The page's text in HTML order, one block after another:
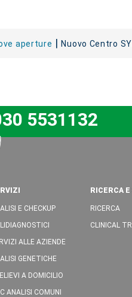
aperture Nuovo Centro
5531132
E CHECKUP
ALLE AZIENDE
GENETICHE
A DOMICILIO
ANALISI COMUNI
RICERCA
RICERCA
CLINICAL